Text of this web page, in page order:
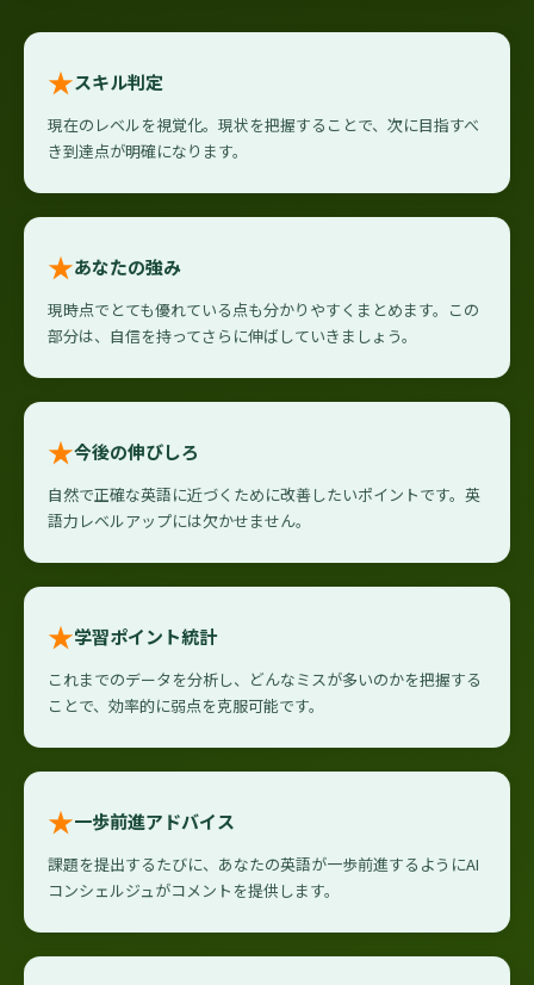
★スキル判定
現在のレベルを視覚化。現状を把握することで、次に目指すべ
き到達点が明確になります。
★あなたの強み
現時点でとても優れている点も分かりやすくまとめます。この
部分は、自信を持ってさらに伸ばしていきましょう。
★今後の伸びしろ
自然で正確な英語に近づくために改善したいポイントです。英
語力レベルアップには欠かせません。
★学習ポイント統計
これまでのデータを分析し、どんなミスが多いのかを把握する
ことで、効率的に弱点を克服可能です。
★一歩前進アドバイス
課題を提出するたびに、あなたの英語が一歩前進するようにAI
コンシェルジュがコメントを提供します。